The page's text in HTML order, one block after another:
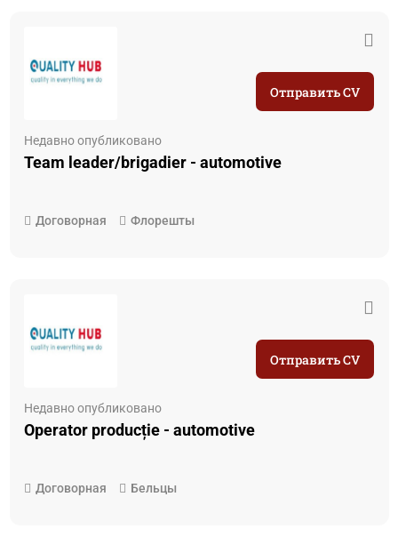
Недавно опубликовано
Team leader/brigadier - automotive
Договорная Флорешты
Отправить CV
Недавно опубликовано
Operator producție - automotive
Договорная Бельцы
Отправить CV